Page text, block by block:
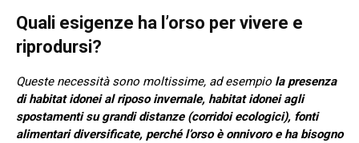
Quali esigenze ha l’orso per vivere e
riprodursi?
Queste necessità sono moltissime, ad esempio la presenza
di habitat idonei al riposo invernale, habitat idonei agli
spostamenti su grandi distanze (corridoi ecologici), fonti
alimentari diversificate, perché l’orso è onnivoro e ha bisogno